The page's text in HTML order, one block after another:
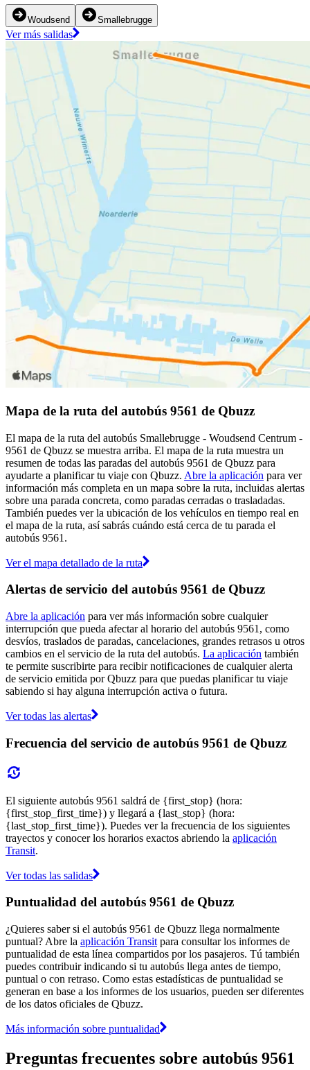
Woudsend Smallebrugge
Ver más salidas
Mapa de la ruta del autobús 9561 de Qbuzz
El mapa de la ruta del autobús Smallebrugge - Woudsend Centrum -
9561 de Qbuzz se muestra arriba. El mapa de la ruta muestra un
resumen de todas las paradas del autobús 9561 de Qbuzz para
ayudarte a planificar tu viaje con Qbuzz. Abre la aplicación para ver
información más completa en un mapa sobre la ruta, incluidas alertas
sobre una parada concreta, como paradas cerradas o trasladadas.
También puedes ver la ubicación de los vehículos en tiempo real en
el mapa de la ruta, así sabrás cuándo está cerca de tu parada el
autobús 9561.
Ver el mapa detallado de la ruta
Alertas de servicio del autobús 9561 de Qbuzz
Abre la aplicación para ver más información sobre cualquier
interrupción que pueda afectar al horario del autobús 9561, como
desvíos, traslados de paradas, cancelaciones, grandes retrasos u otros
cambios en el servicio de la ruta del autobús. La aplicación también
te permite suscribirte para recibir notificaciones de cualquier alerta
de servicio emitida por Qbuzz para que puedas planificar tu viaje
sabiendo si hay alguna interrupción activa o futura.
Ver todas las alertas
Frecuencia del servicio de autobús 9561 de Qbuzz
El siguiente autobús 9561 saldrá de {first_stop} (hora:
{first_stop_first_time}) y llegará a {last_stop} (hora:
{last_stop_first_time}). Puedes ver la frecuencia de los siguientes
trayectos y conocer los horarios exactos abriendo la aplicación
Transit.
Ver todas las salidas
Puntualidad del autobús 9561 de Qbuzz
¿Quieres saber si el autobús 9561 de Qbuzz llega normalmente
puntual? Abre la aplicación Transit para consultar los informes de
puntualidad de esta línea compartidos por los pasajeros. Tú también
puedes contribuir indicando si tu autobús llega antes de tiempo,
puntual o con retraso. Como estas estadísticas de puntualidad se
generan en base a los informes de los usuarios, pueden ser diferentes
de los datos oficiales de Qbuzz.
Más información sobre puntualidad
Preguntas frecuentes sobre autobús 9561